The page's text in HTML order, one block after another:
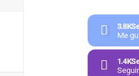
3.8K
Me
1.4K
Seguir